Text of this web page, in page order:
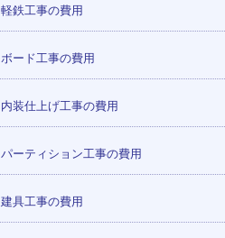
軽鉄工事の費用
ボード工事の費用
内装仕上げ工事の費用
パーティション工事の費用
建具工事の費用